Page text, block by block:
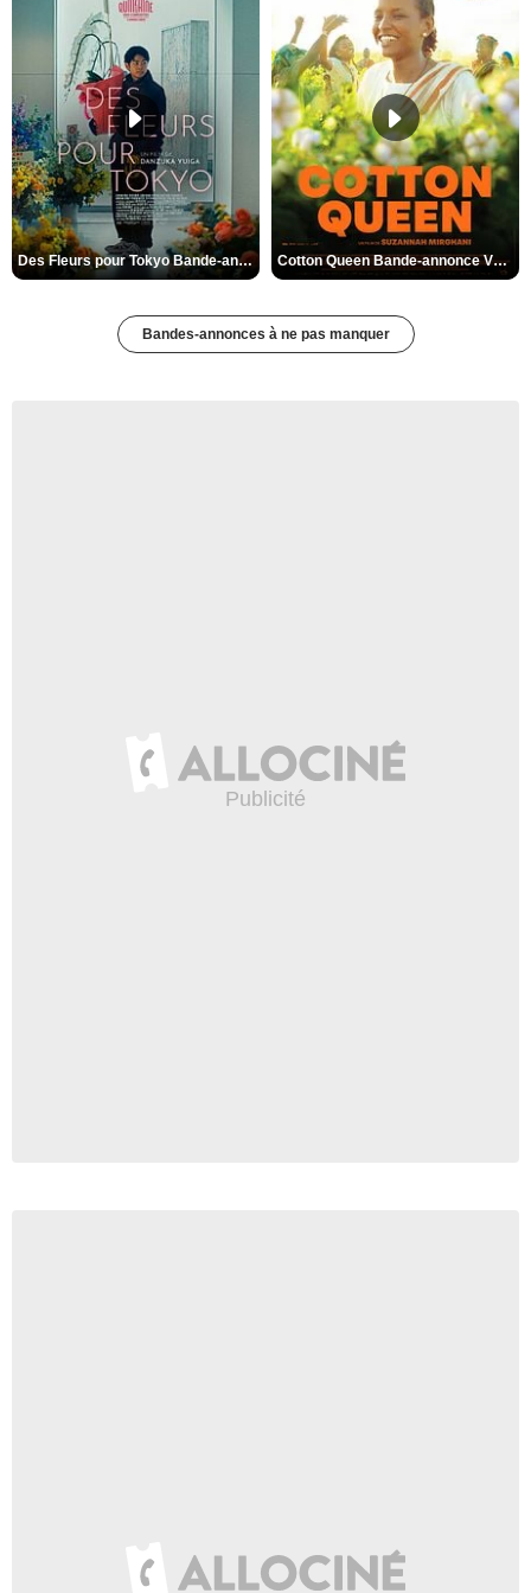
Des Fleurs pour Tokyo Bande-annonce VO STFR Cotton Queen Bande-annonce VO STFR
Bandes-annonces à ne pas manquer